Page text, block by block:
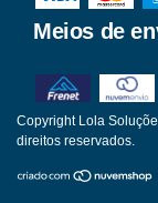
Meios de
Copyright Lola
direitos reservados.